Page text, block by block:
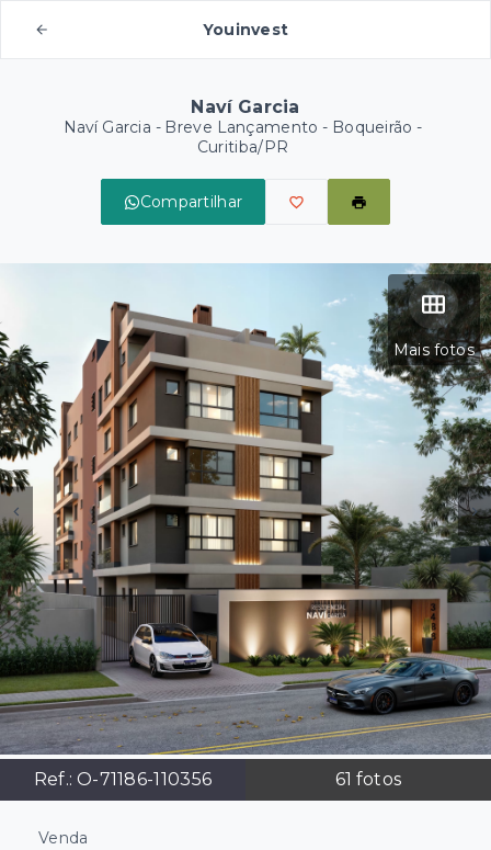
Youinvest
Naví Garcia
Naví Garcia - Breve Lançamento - Boqueirão -
Curitiba/PR
Compartilhar
Mais fotos
Ref.: O-71186-110356 61 fotos
Venda